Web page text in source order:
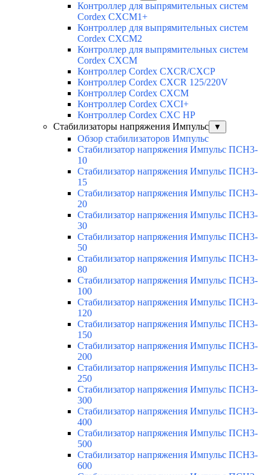
Контроллер для выпрямительных систем
Cordex CXCM1+
Контроллер для выпрямительных систем
Cordex CXCM2
Контроллер для выпрямительных систем
Cordex CXCM
Контроллер Cordex CXCR/CXCP
Контроллер Cordex CXCR 125/220V
Контроллер Cordex CXCM
Контроллер Cordex CXCI+
Контроллер Cordex CXC HP
Стабилизаторы напряжения Импульс
▼
Обзор стабилизаторов Импульс
Стабилизатор напряжения Импульс ПСН3-
10
Стабилизатор напряжения Импульс ПСН3-
15
Стабилизатор напряжения Импульс ПСН3-
20
Стабилизатор напряжения Импульс ПСН3-
30
Стабилизатор напряжения Импульс ПСН3-
50
Стабилизатор напряжения Импульс ПСН3-
80
Стабилизатор напряжения Импульс ПСН3-
100
Стабилизатор напряжения Импульс ПСН3-
120
Стабилизатор напряжения Импульс ПСН3-
150
Стабилизатор напряжения Импульс ПСН3-
200
Стабилизатор напряжения Импульс ПСН3-
250
Стабилизатор напряжения Импульс ПСН3-
300
Стабилизатор напряжения Импульс ПСН3-
400
Стабилизатор напряжения Импульс ПСН3-
500
Стабилизатор напряжения Импульс ПСН3-
600